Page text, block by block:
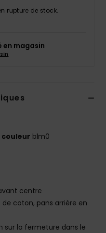
rupture de stock.
en magasin
couleur blm0
centre
coton, pans arrière en
sur la fermeture dans le